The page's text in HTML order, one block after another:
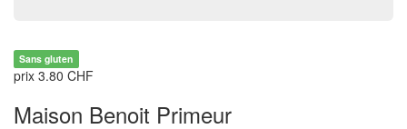
Sans gluten
prix 3.80 CHF
Maison Benoit Primeur